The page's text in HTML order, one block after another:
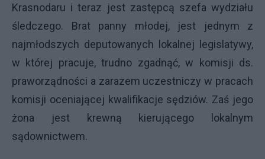
Krasnodaru i teraz jest zastępcą szefa wydziału
śledczego. Brat panny młodej, jest jednym z
najmłodszych deputowanych lokalnej legislatywy,
w której pracuje, trudno zgadnąć, w komisji ds.
praworządności a zarazem uczestniczy w pracach
komisji oceniającej kwalifikacje sędziów. Zaś jego
żona jest krewną kierującego lokalnym
sądownictwem.